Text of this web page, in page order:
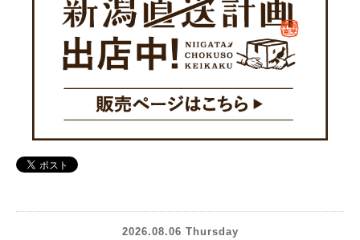
2026.08.06 Thursday